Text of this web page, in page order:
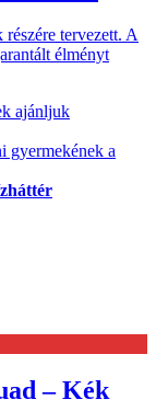
tervezett. A
élményt
ajánljuk
gyermekének a
– Kék